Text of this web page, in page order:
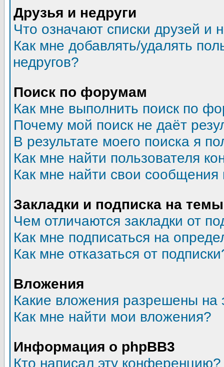
Друзья и недруги
Что означают списки друзей и
Как мне добавлять/удалять
недругов?
Поиск по форумам
Как мне выполнить поиск по
Почему мой поиск не даёт
В результате моего поиска я
Как мне найти пользователя
Как мне найти свои
Закладки и подписка на темы
Чем отличаются закладки от
Как мне подписаться на
Как мне отказаться от
Вложения
Какие вложения разрешены на
Как мне найти мои вложения?
Информация о phpBB3
Кто написал эту конференцию?